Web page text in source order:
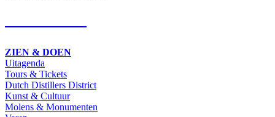
ZIEN & DOEN
Uitagenda
Tours & Tickets
Dutch Distillers District
Kunst & Cultuur
Molens & Monumenten